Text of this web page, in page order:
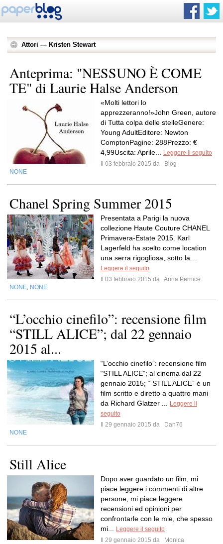
Attori — Kristen Stewart
Anteprima: "NESSUNO È COME
TE" di Laurie Halse Anderson
«Molti lettori lo
apprezzeranno!»John Green, autore
di Tutta colpa delle stelleGenere:
Young AdultEditore: Newton
ComptonPagine: 288Prezzo: €
4,99Uscita: Aprile...
Leggere il seguito
Il 03 febbraio 2015 da
Blog
NONE
Chanel Spring Summer 2015
Presentata a Parigi la nuova
collezione Haute Couture CHANEL
Primavera-Estate 2015. Karl
Lagerfeld ha scelto come location
una serra rigogliosa, sotto la...
Leggere il seguito
Il 03 febbraio 2015 da Anna Pernice
NONE NONE
“L’occhio cinefilo”: recensione film
“STILL ALICE”; dal 22 gennaio
2015 al...
“L’occhio cinefilo”: recensione film
“STILL ALICE”; al cinema dal 22
gennaio 2015; “ STILL ALICE” è un
film scritto e diretto a quattro mani
da Richard Glatzer ...
Leggere il
seguito
Il 29 gennaio 2015 da
Dan76
NONE
Still Alice
Dopo aver guardato un film, mi
piace leggere i commenti di altre
persone, mi piace leggere
recensioni ed opinioni per
confrontarle con le mie, che spesso
mi...
Leggere il seguito
Il 29 gennaio 2015 da
Monica